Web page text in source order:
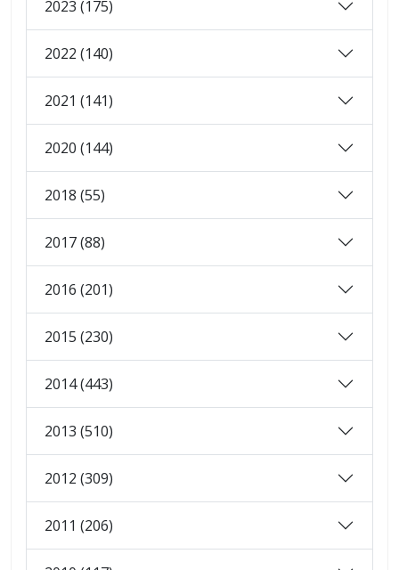
2023 (175)
2022 (140)
2021 (141)
2020 (144)
2018 (55)
2017 (88)
2016 (201)
2015 (230)
2014 (443)
2013 (510)
2012 (309)
2011 (206)